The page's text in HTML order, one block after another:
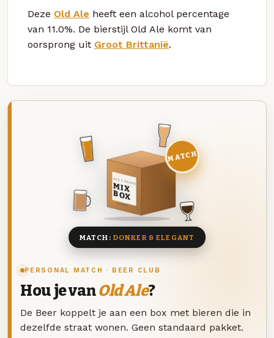
Deze Old Ale heeft een alcohol percentage
van 11.0%. De bierstijl Old Ale komt van
oorsprong uit Groot Brittanië.
PERSONAL MATCH · BEER CLUB
Hou je vanOld Ale?
De Beer koppelt je aan een box met bieren die in
dezelfde straat wonen. Geen standaard pakket.
DEZE MAAND
MIX
BOX
8 BIEREN
MATCH
MATCH: DONKER & ELEGANT